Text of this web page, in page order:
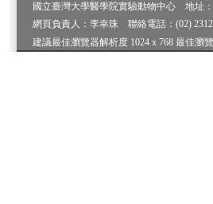
國立臺灣大學醫學院實驗動物中心 地址
網頁負責人：李幸珠 聯絡電話：(02)
建議最佳瀏覽器解析度 1024 x 768 最佳瀏